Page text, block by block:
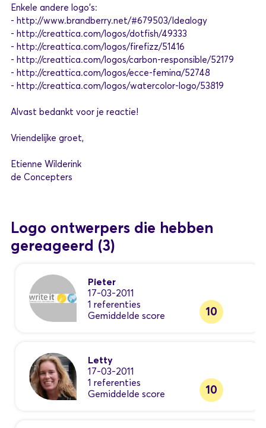
Enkele andere logo's:
- http://www.brandberry.net/#679503/Idealogy
- http://creattica.com/logos/dotfish/49333
- http://creattica.com/logos/firefizz/51416
- http://creattica.com/logos/carbon-responsible/52179
- http://creattica.com/logos/ecce-femina/52748
- http://creattica.com/logos/watercolor-logo/53819
Alvast bedankt voor je reactie!
Vriendelijke groet,
Etienne Wilderink
de Concepters
Logo ontwerpers die hebben
gereageerd (3)
Pieter
17-03-2011
1 referenties
Gemiddelde score
10
Letty
17-03-2011
1 referenties
Gemiddelde score
10